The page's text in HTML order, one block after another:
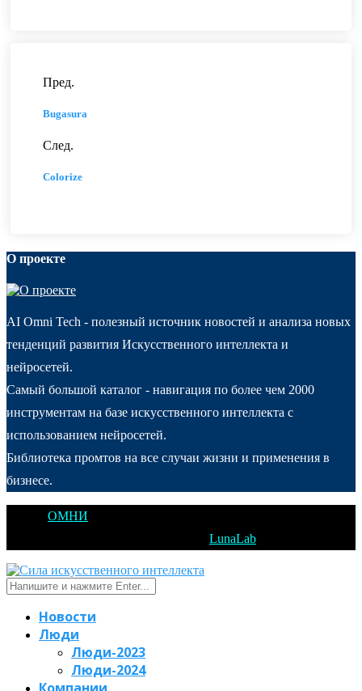
Пред.
Bugasura
След.
Colorize
О проекте
AI Omni Tech - полезный источник новостей и анализа новых
тенденций развития Искусственного интеллекта и
нейросетей.
Самый большой каталог - навигация по более чем 2000
инструментам на базе искусственного интеллекта с
использованием нейросетей.
Библиотека промтов на все случаи жизни и применения в
бизнесе.
ОМНИ
LunaLab
Новости
Люди
Люди-2023
Люди-2024